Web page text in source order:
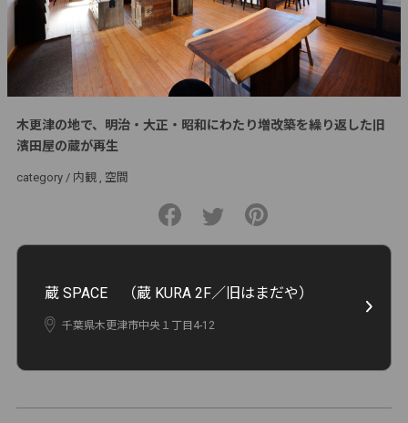
木更津の地で、明治・大正・昭和にわたり増改築を繰り返した旧
濱田屋の蔵が再生
category / 内観 空間
蔵 SPACE （蔵 KURA 2F／旧はまだや）
千葉県木更津市中央１丁目4-12